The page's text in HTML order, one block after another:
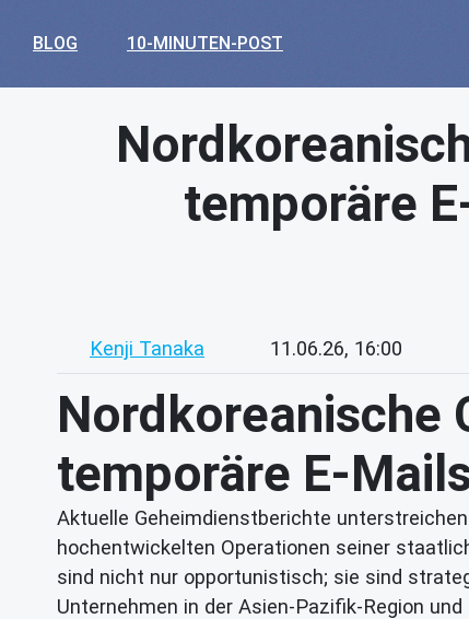
BLOG 10-MINUTEN-POST
temporäre
Kenji Tanaka 11.06.26, 16:00
Nordkoreanische
temporäre E-
Aktuelle Geheimdienstberichte
hochentwickelten Operationen seiner
sind nicht nur opportunistisch; sie sind
Unternehmen in der Asien-Pazifik-Region und